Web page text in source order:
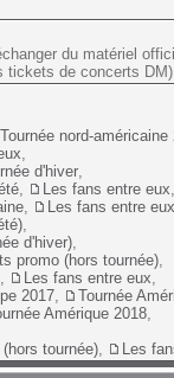
du matériel
tickets de concerts DM)
Tournée nord-américaine
d'hiver
Les fans entre eux
Les fans entre eux
d'hiver)
promo (hors tournée)
Les fans entre eux
2017
Tournée
Amérique 2018
tournée)
Les